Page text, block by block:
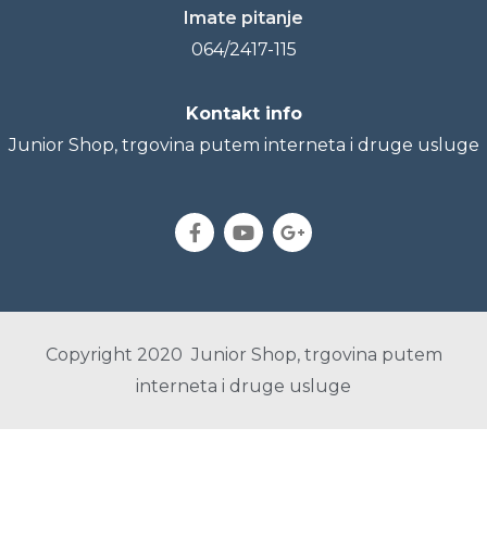
Imate pitanje
064/2417-115
Kontakt info
Junior Shop, trgovina putem interneta i druge usluge
Copyright 2020 Junior Shop, trgovina putem
interneta i druge usluge